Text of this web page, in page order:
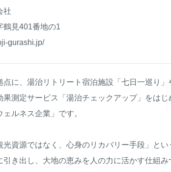
社
鶴見401番地の1
gurashi.jp/
点に、湯治リトリート宿泊施設「七日一巡り
果測定サービス「湯治チェックアップ」をは
ルネス企業」です。
光資源ではなく、心身のリカバリー手段」と
き出し、大地の恵みを人の力に活かす仕組み